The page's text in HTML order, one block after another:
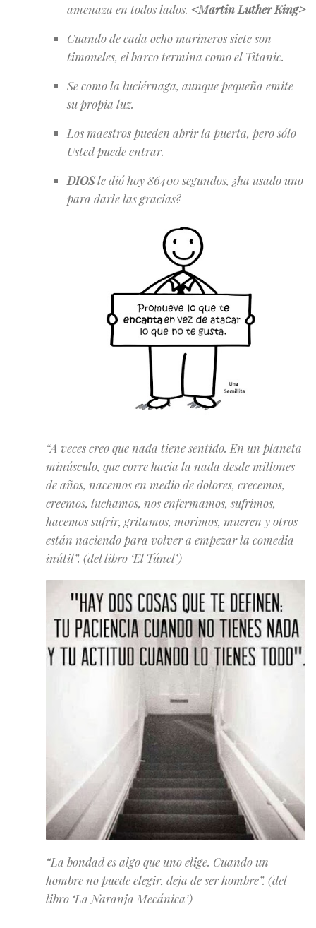
amenaza en todos lados. <Martin Luther King>
Cuando de cada ocho marineros siete son
timoneles, el barco termina como el Titanic.
Se como la luciérnaga, aunque pequeña emite
su propia luz.
Los maestros pueden abrir la puerta, pero sólo
Usted puede entrar.
DIOSle dió hoy 86400 segundos, ¿ha usado uno
para darle las gracias?
“A veces creo que nada tiene sentido. En un planeta
minúsculo, que corre hacia la nada desde millones
de años, nacemos en medio de dolores, crecemos,
creemos, luchamos, nos enfermamos, sufrimos,
hacemos sufrir, gritamos, morimos, mueren y otros
están naciendo para volver a empezar la comedia
inútil”. (del libro ‘El Túnel’)
“La bondad es algo que uno elige. Cuando un
hombre no puede elegir, deja de ser hombre”. (del
libro ‘La Naranja Mecánica’)